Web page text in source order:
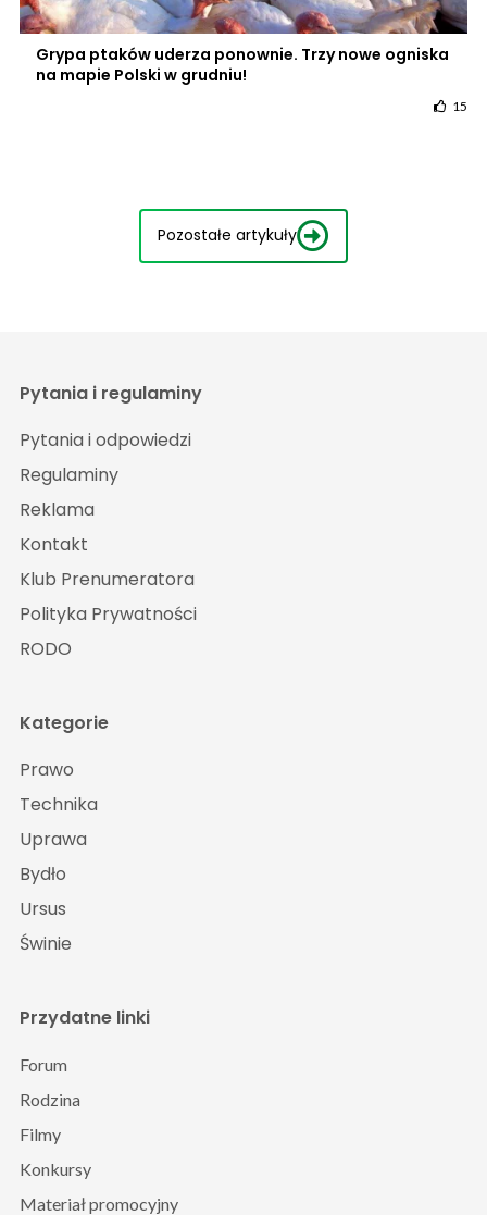
Grypa ptaków uderza ponownie. Trzy nowe ogniska
na mapie Polski w grudniu!
15
Pozostałe artykuły
Pytania i regulaminy
Pytania i odpowiedzi
Regulaminy
Reklama
Kontakt
Klub Prenumeratora
Polityka Prywatności
RODO
Kategorie
Prawo
Technika
Uprawa
Bydło
Ursus
Świnie
Przydatne linki
Forum
Rodzina
Filmy
Konkursy
Materiał promocyjny